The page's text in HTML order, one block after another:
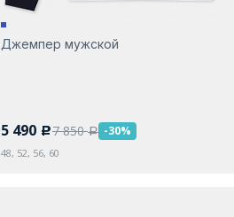
Джемпер мужской
5 490 c7 850a -30%
48, 52, 56, 60